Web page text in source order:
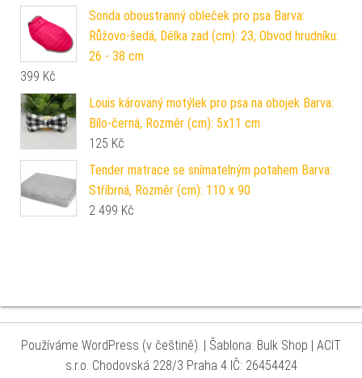
Sonda oboustranný obleček pro psa Barva:
Růžovo-šedá, Délka zad (cm): 23, Obvod hrudníku:
26 - 38 cm
399 Kč
Louis károvaný motýlek pro psa na obojek Barva:
Bílo-černá, Rozměr (cm): 5x11 cm
125 Kč
Tender matrace se snímatelným potahem Barva:
Stříbrná, Rozměr (cm): 110 x 90
2 499 Kč
Používáme WordPress (v češtině). | Šablona: Bulk Shop | ACIT
s.r.o. Chodovská 228/3 Praha 4 IČ: 26454424